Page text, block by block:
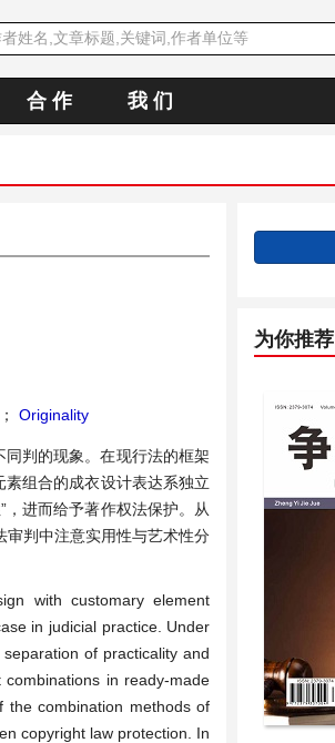
合 作 我 们
； Originality
判的现象。在现行法的框架
组合的成衣设计表达系独立
进而给予著作权法保护。从
判中注意实用性与艺术性分
with customary element
in judicial practice. Under
of practicality and
in ready-made
the combination methods of
copyright law protection. In
为你推荐